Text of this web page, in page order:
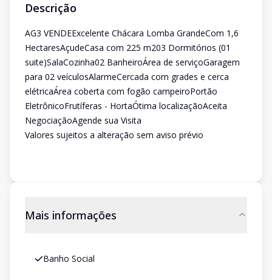
Descrição
AG3 VENDEExcelente Chácara Lomba GrandeCom 1,6
HectaresAçudeCasa com 225 m203 Dormitórios (01
suite)SalaCozinha02 BanheiroÁrea de serviçoGaragem
para 02 veículosAlarmeCercada com grades e cerca
elétricaÁrea coberta com fogão campeiroPortão
EletrônicoFrutíferas - HortaÓtima localizaçãoAceita
NegociaçãoAgende sua Visita
Valores sujeitos a alteração sem aviso prévio
Mais informações
Banho Social